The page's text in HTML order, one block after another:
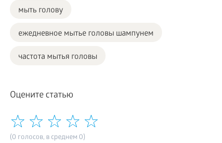
мыть голову
ежедневное мытье головы шампунем
частота мытья головы
Оцените статью
(0 голосов, в среднем 0)